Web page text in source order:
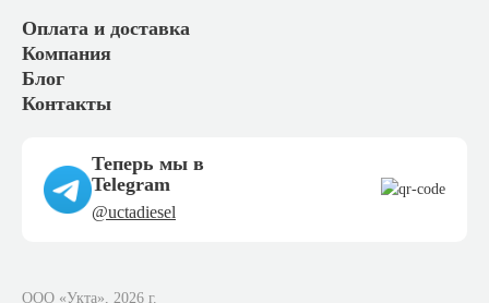
Оплата и доставка
Компания
Блог
Контакты
Теперь мы в
Telegram
@uctadiesel
ООО «Укта», 2026 г.